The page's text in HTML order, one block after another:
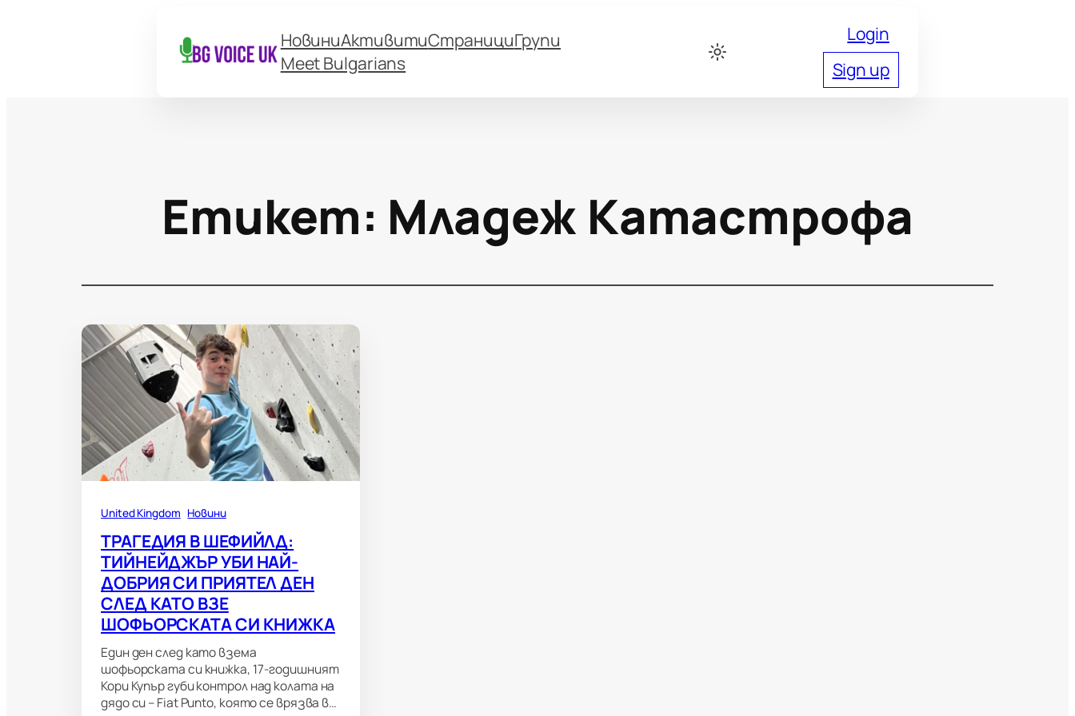
НовиниАктивитиСтранициГрупи
Meet Bulgarians
Login
Sign up
Етикет: Младеж Катастрофа
United Kingdom Новини
ТРАГЕДИЯ В ШЕФИЙЛД:
ТИЙНЕЙДЖЪР УБИ НАЙ-
ДОБРИЯ СИ ПРИЯТЕЛ ДЕН
СЛЕД КАТО ВЗЕ
ШОФЬОРСКАТА СИ КНИЖКА
Един ден след като взема
шофьорската си книжка, 17-годишният
Кори Купър губи контрол над колата на
дядо си – Fiat Punto, която се врязва в…